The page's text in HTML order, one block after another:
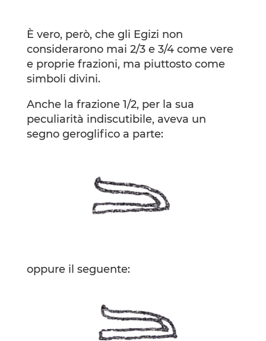
È vero, però, che gli Egizi non
considerarono mai 2/3 e 3/4 come vere
e proprie frazioni, ma piuttosto come
simboli divini.
Anche la frazione 1/2, per la sua
peculiarità indiscutibile, aveva un
segno geroglifico a parte:
oppure il seguente: